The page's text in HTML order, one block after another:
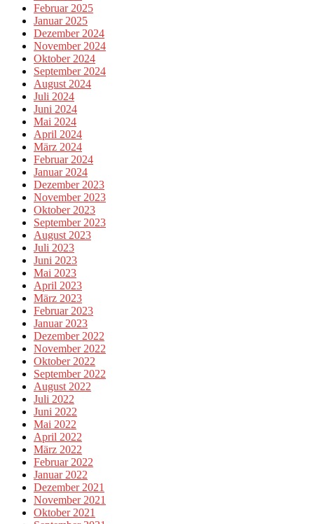
Februar 2025
Januar 2025
Dezember 2024
November 2024
Oktober 2024
September 2024
August 2024
Juli 2024
Juni 2024
Mai 2024
April 2024
März 2024
Februar 2024
Januar 2024
Dezember 2023
November 2023
Oktober 2023
September 2023
August 2023
Juli 2023
Juni 2023
Mai 2023
April 2023
März 2023
Februar 2023
Januar 2023
Dezember 2022
November 2022
Oktober 2022
September 2022
August 2022
Juli 2022
Juni 2022
Mai 2022
April 2022
März 2022
Februar 2022
Januar 2022
Dezember 2021
November 2021
Oktober 2021